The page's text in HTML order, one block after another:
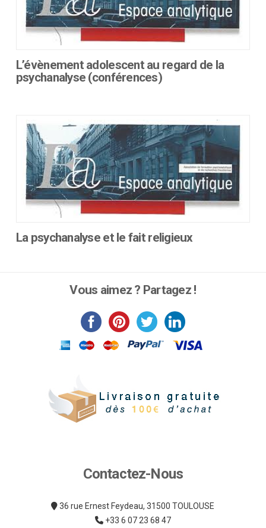
options
peuvent
être
sur
la
L’évènement adolescent au regard de la
psychanalyse (conférences)
plusieurs
variations.
Les
options
peuvent
être
sur
La psychanalyse et le fait religieux
Vous aimez ? Partagez !
Contactez-Nous
36 rue Ernest Feydeau, 31500 TOULOUSE
+33 6 07 23 68 47